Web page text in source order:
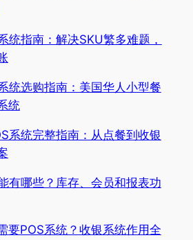
统指南：解决SKU繁多难题，
统选购指南：美国华人小型餐
统
系统完整指南：从点餐到收银
有哪些？库存、会员和报表功
要POS系统？收银系统作用全